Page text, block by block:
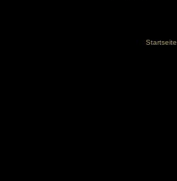
Startseite